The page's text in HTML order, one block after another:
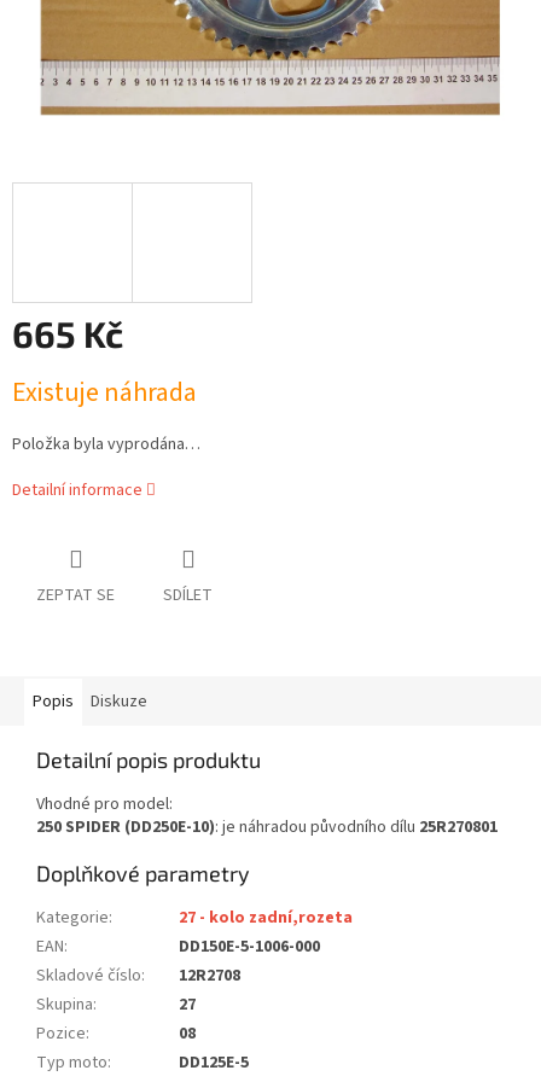
665 Kč
cena:
Existuje náhrada
Položka byla vyprodána…
Detailní informace
ZEPTAT SE SDÍLET
Popis Diskuze
Detailní popis produktu
Vhodné pro model:
250 SPIDER (DD250E-10): je náhradou původního dílu 25R270801
Doplňkové parametry
Kategorie:
27 - kolo zadní,rozeta
EAN:
DD150E-5-1006-000
Skladové číslo:
12R2708
Skupina:
27
Pozice:
08
Typ moto:
DD125E-5